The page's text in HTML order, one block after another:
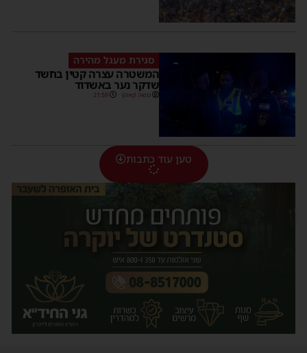
סגירת מעגל מהירה
המשטרה עצרה קטין בחשד
שדקר נער באשדוד
משה קאהן 21:59
טען עוד כתבות